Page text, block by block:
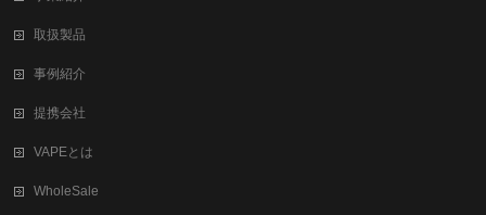
取扱製品
事例紹介
提携会社
VAPEとは
WholeSale